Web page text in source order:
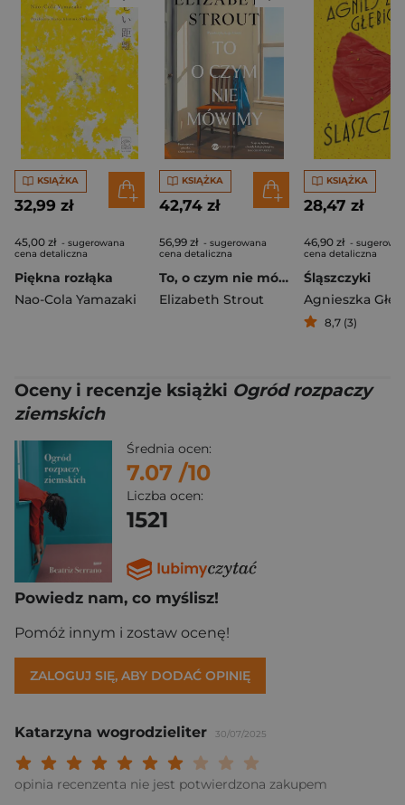
KSIĄŻKA
32,99 zł
45,00 zł - sugerowana
cena detaliczna
Piękna rozłąka
Nao-Cola Yamazaki
KSIĄŻKA
42,74 zł
56,99 zł - sugerowana
cena detaliczna
To, o czym nie mówimy
Elizabeth Strout
KSIĄŻKA
28,47 zł
46,90 zł -
cena detaliczna
Śląszczyki
Agnieszka
8,7 (3)
Oceny i recenzje książki Ogród rozpaczy
ziemskich
Średnia ocen:
7.07 /10
Liczba ocen:
1521
Powiedz nam, co myślisz!
Pomóż innym i zostaw ocenę!
ZALOGUJ SIĘ, ABY DODAĆ OPINIĘ
Katarzyna wogrodzieliter 30/07/2025
Twoja ocena:
Twoja ocena: Wybitna 9/
Twoja ocena: Rewelacyjna 8/
Twoja ocena: Bardzo dobra 7/10"
Twoja ocena: Dobra 6/10"
Twoja ocena: Przeciętna 5/10"
Twoja ocena: Może być 4/10"
Twoja ocena: Słaba 3/10"
Twoja ocena: Bardzo słaba 2/10"
Twoja ocena: Beznadziejna 1/10"
opinia recenzenta nie jest potwierdzona zakupem